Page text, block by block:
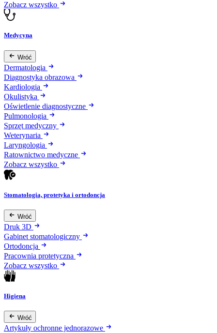
Zobacz wszystko
Medycyna
Wróć
Dermatologia
Diagnostyka obrazowa
Kardiologia
Okulistyka
Oświetlenie diagnostyczne
Pulmonologia
Sprzęt medyczny
Weterynaria
Laryngologia
Ratownictwo medyczne
Zobacz wszystko
Stomatologia, protetyka i ortodoncja
Wróć
Druk 3D
Gabinet stomatologiczny
Ortodoncja
Pracownia protetyczna
Zobacz wszystko
Higiena
Wróć
Artykuły ochronne jednorazowe